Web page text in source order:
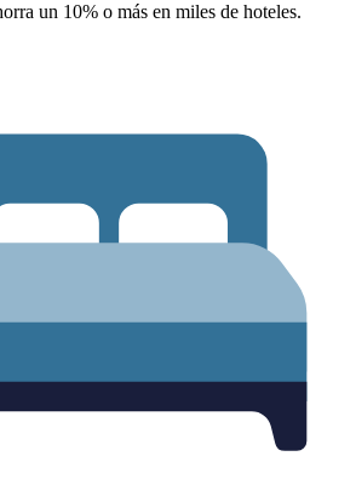
un 10% o más en miles de hoteles.